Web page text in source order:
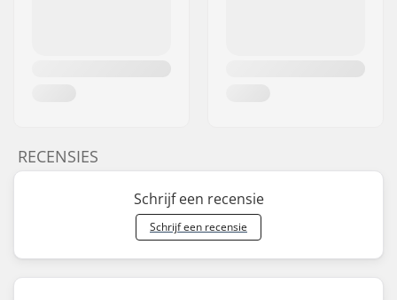
RECENSIES
Schrijf een recensie
Schrijf een recensie